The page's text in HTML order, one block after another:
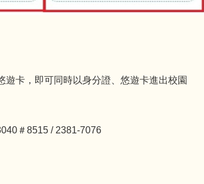
遊卡，即可同時以身分證、悠遊卡進出校園
＃8515 / 2381-7076